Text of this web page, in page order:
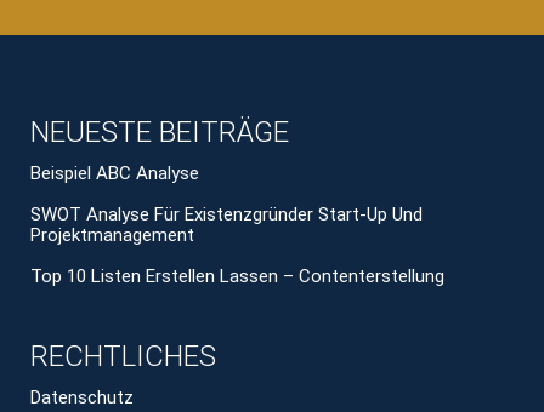
NEUESTE BEITRÄGE
Beispiel ABC Analyse
SWOT Analyse Für Existenzgründer Start-Up Und
Projektmanagement
Top 10 Listen Erstellen Lassen – Contenterstellung
RECHTLICHES
Datenschutz